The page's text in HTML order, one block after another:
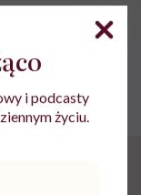
nad swoją
możesz się
i podcasty
życiu.